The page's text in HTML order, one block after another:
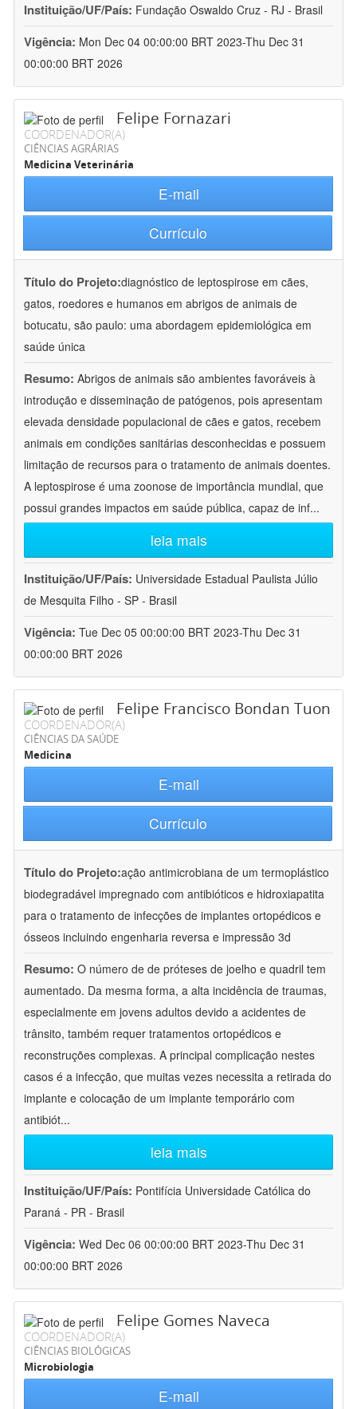
Instituição/UF/País: Fundação Oswaldo Cruz - RJ - Brasil
Vigência: Mon Dec 04 00:00:00 BRT 2023-Thu Dec 31
00:00:00 BRT 2026
Felipe Fornazari
COORDENADOR(A)
CIÊNCIAS AGRÁRIAS
Medicina Veterinária
E-mail
Currículo
Título do Projeto:diagnóstico de leptospirose em cães,
gatos, roedores e humanos em abrigos de animais de
botucatu, são paulo: uma abordagem epidemiológica em
saúde única
Resumo: Abrigos de animais são ambientes favoráveis à
introdução e disseminação de patógenos, pois apresentam
elevada densidade populacional de cães e gatos, recebem
animais em condições sanitárias desconhecidas e possuem
limitação de recursos para o tratamento de animais doentes.
A leptospirose é uma zoonose de importância mundial, que
possui grandes impactos em saúde pública, capaz de inf...
leia mais
Instituição/UF/País: Universidade Estadual Paulista Júlio
de Mesquita Filho - SP - Brasil
Vigência: Tue Dec 05 00:00:00 BRT 2023-Thu Dec 31
00:00:00 BRT 2026
Felipe Francisco Bondan Tuon
COORDENADOR(A)
CIÊNCIAS DA SAÚDE
Medicina
E-mail
Currículo
Título do Projeto:ação antimicrobiana de um termoplástico
biodegradável impregnado com antibióticos e hidroxiapatita
para o tratamento de infecções de implantes ortopédicos e
ósseos incluindo engenharia reversa e impressão 3d
Resumo: O número de de próteses de joelho e quadril tem
aumentado. Da mesma forma, a alta incidência de traumas,
especialmente em jovens adultos devido a acidentes de
trânsito, também requer tratamentos ortopédicos e
reconstruções complexas. A principal complicação nestes
casos é a infecção, que muitas vezes necessita a retirada do
implante e colocação de um implante temporário com
antibiót...
leia mais
Instituição/UF/País: Pontifícia Universidade Católica do
Paraná - PR - Brasil
Vigência: Wed Dec 06 00:00:00 BRT 2023-Thu Dec 31
00:00:00 BRT 2026
Felipe Gomes Naveca
COORDENADOR(A)
CIÊNCIAS BIOLÓGICAS
Microbiologia
E-mail